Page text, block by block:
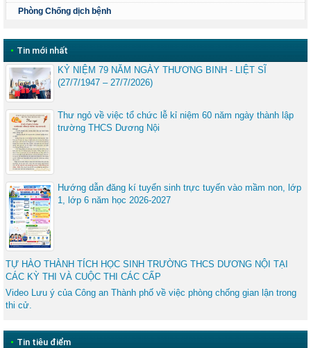
Phòng Chống dịch bệnh
• Tin mới nhất
KỶ NIỆM 79 NĂM NGÀY THƯƠNG BINH - LIỆT SĨ
(27/7/1947 – 27/7/2026)
Thư ngỏ về việc tổ chức lễ kỉ niệm 60 năm ngày thành lập
trường THCS Dương Nội
Hướng dẫn đăng kí tuyển sinh trực tuyến vào mầm non, lớp
1, lớp 6 năm học 2026-2027
TỰ HÀO THÀNH TÍCH HỌC SINH TRƯỜNG THCS DƯƠNG NỘI TẠI
CÁC KỲ THI VÀ CUỘC THI CÁC CẤP
Video Lưu ý của Công an Thành phố về việc phòng chống gian lận trong
thi cử.
• Tin tiêu điểm